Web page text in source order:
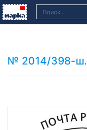
№ 2014/398-ш.